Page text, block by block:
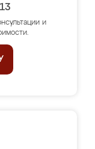
и